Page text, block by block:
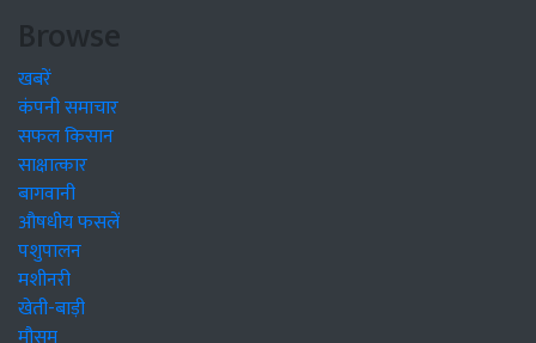
Browse
खबरें
कंपनी समाचार
सफल किसान
साक्षात्कार
बागवानी
औषधीय फसलें
पशुपालन
मशीनरी
खेती-बाड़ी